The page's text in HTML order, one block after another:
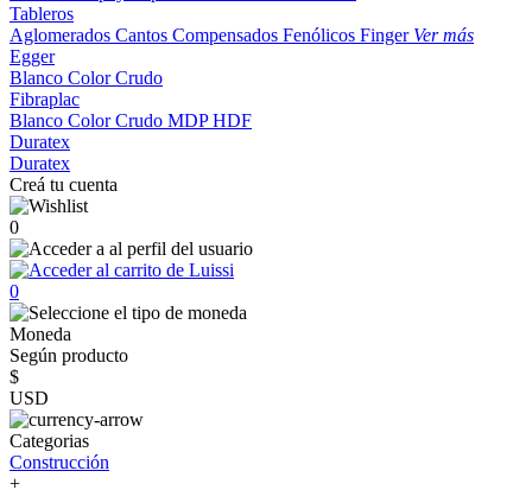
Tableros
Aglomerados Cantos Compensados Fenólicos Finger Ver más
Egger
Blanco ColorCrudo
Fibraplac
Blanco ColorCrudo MDPHDF
Duratex
Duratex
Creá tu cuenta
0
0
Moneda
Según producto
$
USD
Categorias
Construcción
+